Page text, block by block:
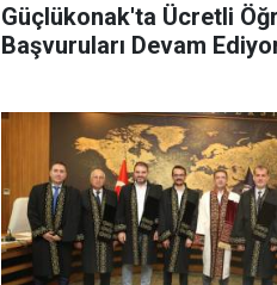
Güçlükonak'ta Ücretli
Başvuruları Devam